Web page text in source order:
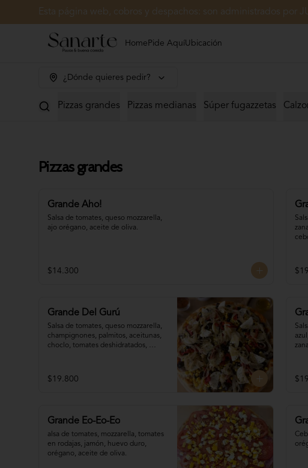
Esta página web, cobros y despachos: son administrados por
Home Pide AquíUbicación
¿Dónde quieres pedir?
Pizzas grandes Pizzas medianas Súper fugazzetas
Pizzas grandes
Grande Aho!
Salsa de tomates, queso mozzarella,
ajo orégano, aceite de oliva.
$14.300
Grande Del Gurú
Salsa de tomates, queso mozzarella,
champignones, palmitos, aceitunas,
choclo, tomates deshidratados,
$19.800
azul,
oliva.
Grande Eo-Eo-Eo
alsa de tomates, mozzarella, tomates
en rodajas, jamón, huevo duro,
orégano, aceite de oliva.